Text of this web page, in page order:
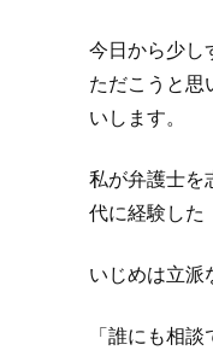
今日から少し
ただこうと思
いします。
私が弁護士を
代に経験した
いじめは立派
「誰にも相